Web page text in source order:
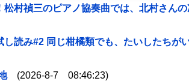
松村禎三のピアノ協奏曲では、北村さん
し読み#2 同じ柑橘類でも、たいしたちが
(2026-8-7 08:46:23)